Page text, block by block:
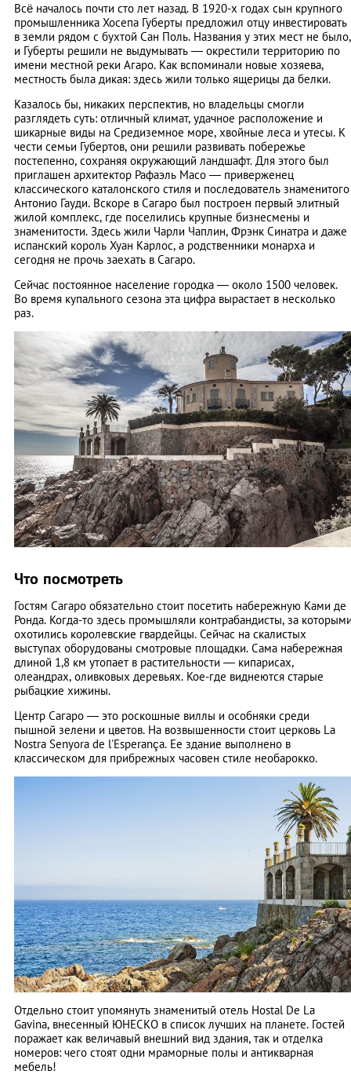
Всё началось почти сто лет назад. В 1920-х годах сын крупного
промышленника Хосепа Губерты предложил отцу инвестировать
в земли рядом с бухтой Сан Поль. Названия у этих мест не было,
и Губерты решили не выдумывать — окрестили территорию по
имени местной реки Агаро. Как вспоминали новые хозяева,
местность была дикая: здесь жили только ящерицы да белки.
Казалось бы, никаких перспектив, но владельцы смогли
разглядеть суть: отличный климат, удачное расположение и
шикарные виды на Средиземное море, хвойные леса и утесы. К
чести семьи Губертов, они решили развивать побережье
постепенно, сохраняя окружающий ландшафт. Для этого был
приглашен архитектор Рафаэль Масо — приверженец
классического каталонского стиля и последователь знаменитого
Антонио Гауди. Вскоре в Сагаро был построен первый элитный
жилой комплекс, где поселились крупные бизнесмены и
знаменитости. Здесь жили Чарли Чаплин, Фрэнк Синатра и даже
испанский король Хуан Карлос, а родственники монарха и
сегодня не прочь заехать в Сагаро.
Сейчас постоянное население городка — около 1500 человек.
Во время купального сезона эта цифра вырастает в несколько
раз.
Что посмотреть
Гостям Сагаро обязательно стоит посетить набережную Ками де
Ронда. Когда-то здесь промышляли контрабандисты, за
охотились королевские гвардейцы. Сейчас на скалистых
выступах оборудованы смотровые площадки. Сама набережная
длиной 1,8 км утопает в растительности — кипарисах,
олеандрах, оливковых деревьях. Кое-где виднеются старые
рыбацкие хижины.
Центр Сагаро — это роскошные виллы и особняки среди
пышной зелени и цветов. На возвышенности стоит церковь La
Nostra Senyora de l'Esperança. Ее здание выполнено в
классическом для прибрежных часовен стиле необарокко.
Отдельно стоит упомянуть знаменитый отель Hostal De La
Gavina, внесенный ЮНЕСКО в список лучших на планете. Гостей
поражает как величавый внешний вид здания, так и отделка
номеров: чего стоят одни мраморные полы и антикварная
мебель!